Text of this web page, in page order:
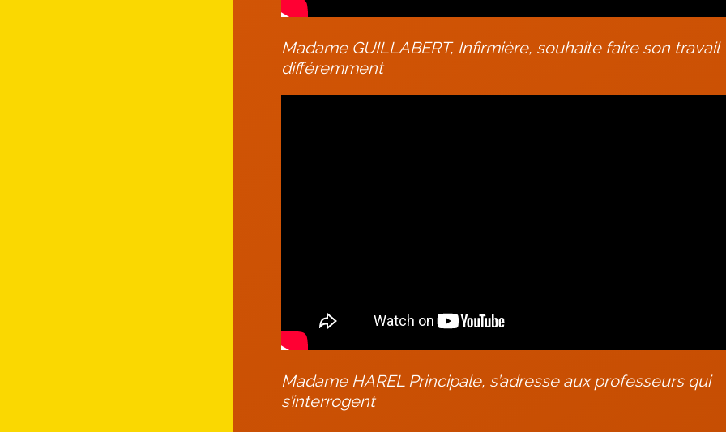
Madame GUILLABERT, Infirmière, souhaite faire son travail
différemment
Madame HAREL Principale, s’adresse aux professeurs qui
s’interrogent